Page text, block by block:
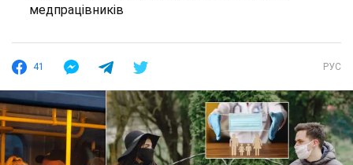
медпрацівників
41 РУС